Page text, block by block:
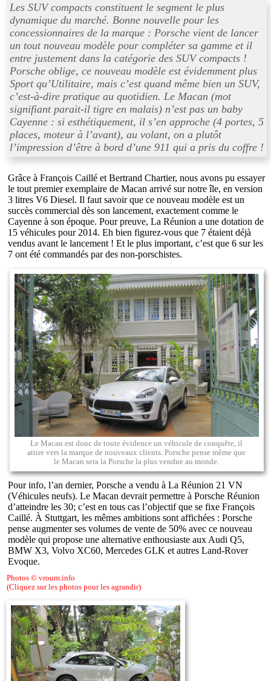
Les SUV compacts constituent le segment le plus
dynamique du marché. Bonne nouvelle pour les
concessionnaires de la marque : Porsche vient de lancer
un tout nouveau modèle pour compléter sa gamme et il
entre justement dans la catégorie des SUV compacts !
Porsche oblige, ce nouveau modèle est évidemment plus
Sport qu’Utilitaire, mais c’est quand même bien un SUV,
c’est-à-dire pratique au quotidien. Le Macan (mot
signifiant parait-il tigre en malais) n’est pas un baby
Cayenne : si esthétiquement, il s’en approche (4 portes, 5
places, moteur à l’avant), au volant, on a plutôt
l’impression d’être à bord d’une 911 qui a pris du coffre !
Grâce à François Caillé et Bertrand Chartier, nous avons pu essayer
le tout premier exemplaire de Macan arrivé sur notre île, en version
3 litres V6 Diesel. Il faut savoir que ce nouveau modèle est un
succès commercial dès son lancement, exactement comme le
Cayenne à son époque. Pour preuve, La Réunion a une dotation de
15 véhicules pour 2014. Eh bien figurez-vous que 7 étaient déjà
vendus avant le lancement ! Et le plus important, c’est que 6 sur les
7 ont été commandés par des non-porschistes.
Le Macan est donc de toute évidence un véhicule de conquête, il
attire vers la marque de nouveaux clients. Porsche pense même que
le Macan sera la Porsche la plus vendue au monde.
Pour info, l’an dernier, Porsche a vendu à La Réunion 21 VN
(Véhicules neufs). Le Macan devrait permettre à Porsche Réunion
d’atteindre les 30; c’est en tous cas l’objectif que se fixe François
Caillé. À Stuttgart, les mêmes ambitions sont affichées : Porsche
pense augmenter ses volumes de vente de 50% avec ce nouveau
modèle qui propose une alternative enthousiaste aux Audi Q5,
BMW X3, Volvo XC60, Mercedes GLK et autres Land-Rover
Evoque.
Photos © vroum.info
(Cliquez sur les photos pour les agrandir)